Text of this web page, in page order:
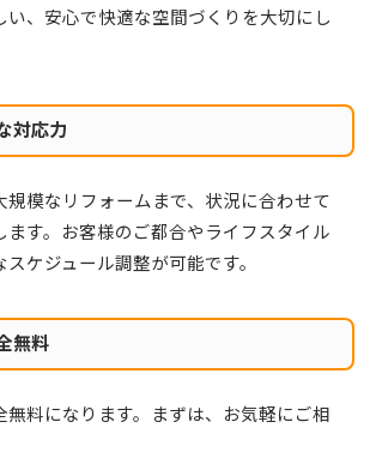
い、安心で快適な空間づくりを大切にし
対応力
規模なリフォームまで、状況に合わせて
ます。お客様のご都合やライフスタイル
ケジュール調整が可能です。
無料
無料になります。まずは、お気軽にご相